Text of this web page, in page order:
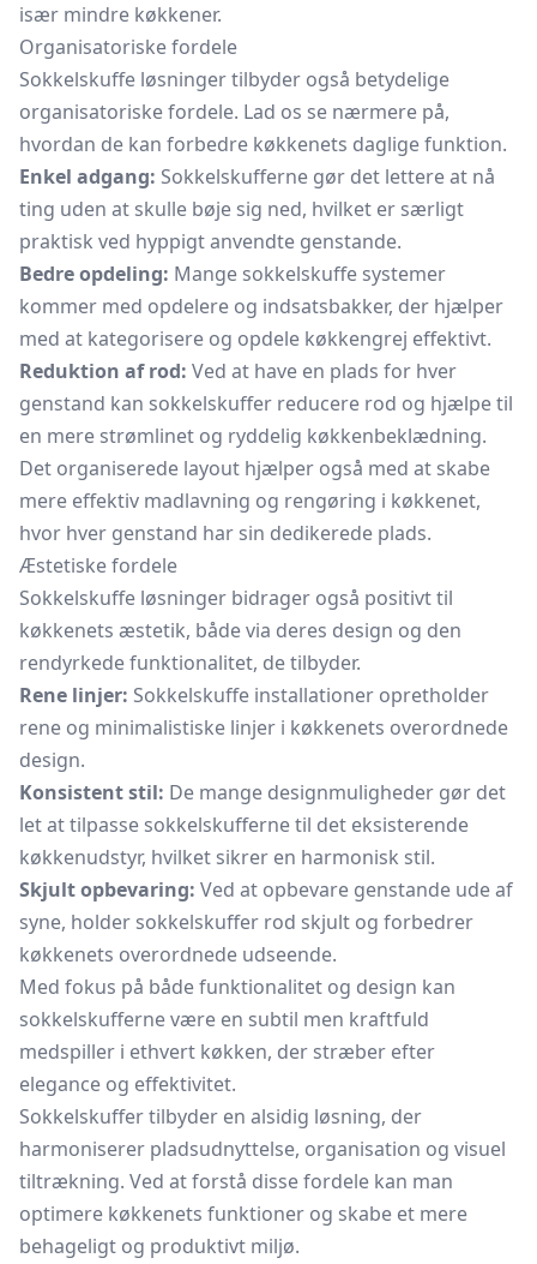
især mindre køkkener.
Organisatoriske fordele
Sokkelskuffe løsninger tilbyder også betydelige
organisatoriske fordele. Lad os se nærmere på,
hvordan de kan forbedre køkkenets daglige funktion.
Enkel adgang: Sokkelskufferne gør det lettere at nå
ting uden at skulle bøje sig ned, hvilket er særligt
praktisk ved hyppigt anvendte genstande.
Bedre opdeling: Mange sokkelskuffe systemer
kommer med opdelere og indsatsbakker, der hjælper
med at kategorisere og opdele køkkengrej effektivt.
Reduktion af rod: Ved at have en plads for hver
genstand kan sokkelskuffer reducere rod og hjælpe til
en mere strømlinet og ryddelig køkkenbeklædning.
Det organiserede layout hjælper også med at skabe
mere effektiv madlavning og rengøring i køkkenet,
hvor hver genstand har sin dedikerede plads.
Æstetiske fordele
Sokkelskuffe løsninger bidrager også positivt til
køkkenets æstetik, både via deres design og den
rendyrkede funktionalitet, de tilbyder.
Rene linjer: Sokkelskuffe installationer opretholder
rene og minimalistiske linjer i køkkenets overordnede
design.
Konsistent stil: De mange designmuligheder gør det
let at tilpasse sokkelskufferne til det eksisterende
køkkenudstyr, hvilket sikrer en harmonisk stil.
Skjult opbevaring: Ved at opbevare genstande ude af
syne, holder sokkelskuffer rod skjult og forbedrer
køkkenets overordnede udseende.
Med fokus på både funktionalitet og design kan
sokkelskufferne være en subtil men kraftfuld
medspiller i ethvert køkken, der stræber efter
elegance og effektivitet.
Sokkelskuffer tilbyder en alsidig løsning, der
harmoniserer pladsudnyttelse, organisation og visuel
tiltrækning. Ved at forstå disse fordele kan man
optimere køkkenets funktioner og skabe et mere
behageligt og produktivt miljø.